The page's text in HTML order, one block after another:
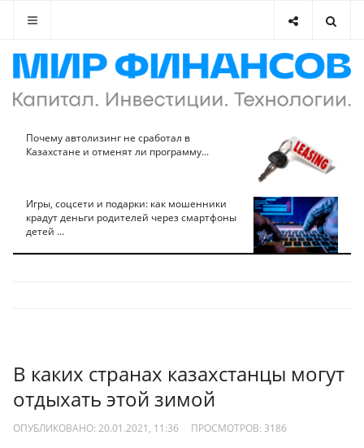
Почему автолизинг не сработал в
Казахстане и отменят ли программу...
Игры, соцсети и подарки: как мошенники
крадут деньги родителей через смартфоны
детей ...
В каких странах казахстанцы могут
отдыхать этой зимой
ОПУБЛИКОВАНО: 20.01.2021, 11:36 ПРОСМОТРОВ: 3186